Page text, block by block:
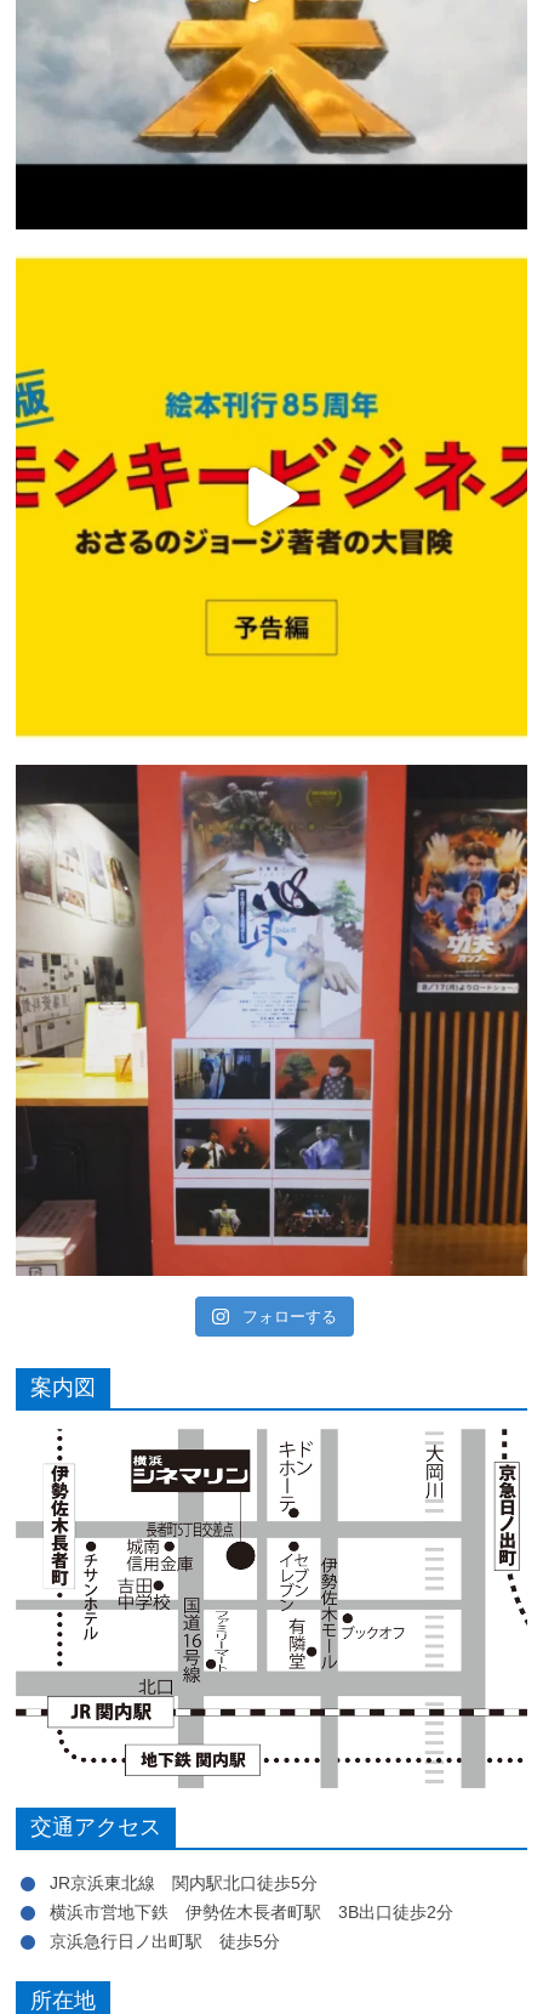
フォローする
案内図
交通アクセス
JR京浜東北線 関内駅北口徒歩5分
横浜市営地下鉄 伊勢佐木長者町駅 3B出口徒歩2分
京浜急行日ノ出町駅 徒歩5分
所在地